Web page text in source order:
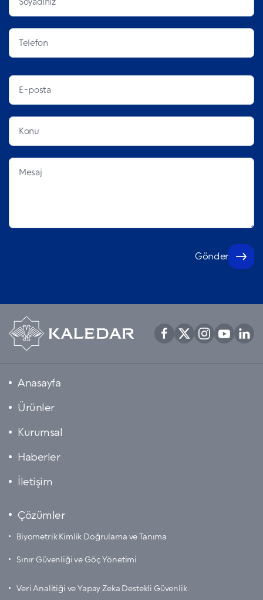
Gönder
Anasayfa
Ürünler
Kurumsal
Haberler
İletişim
Çözümler
Biyometrik Kimlik Doğrulama ve Tanıma
Sınır Güvenliği ve Göç Yönetimi
Veri Analitiği ve Yapay Zeka Destekli Güvenlik